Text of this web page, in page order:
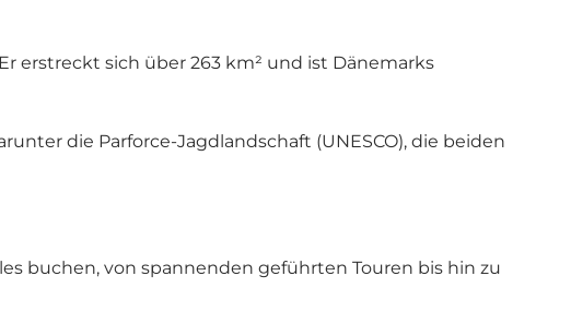
erstreckt sich über 263 km² und ist Dänemarks
die Parforce-Jagdlandschaft (UNESCO), die beiden
buchen, von spannenden geführten Touren bis hin zu